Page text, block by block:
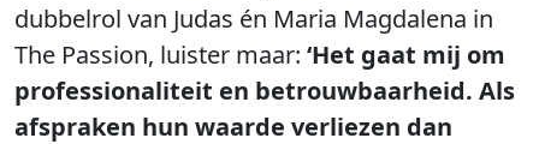
dubbelrol van Judas én Maria Magdalena in
The Passion, luister maar: ‘Het gaat mij om
professionaliteit en betrouwbaarheid. Als
afspraken hun waarde verliezen dan